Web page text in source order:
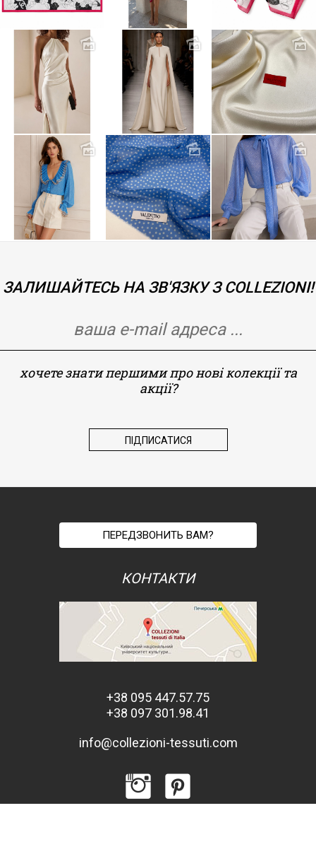
ЗАЛИШАЙТЕСЬ НА ЗВ'ЯЗКУ З COLLEZIONI!
хочете знати першими про нові колекції та
акції?
ПЕРЕДЗВОНИТЬ ВАМ?
КОНТАКТИ
+38 095 447.57.75
+38 097 301.98.41
info@collezioni-tessuti.com